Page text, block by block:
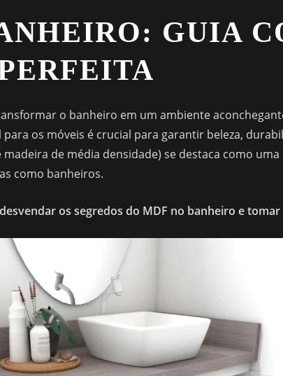
GUIA
o banheiro em um ambiente
os móveis é crucial para garantir beleza,
madeira de média densidade) se destaca como
como banheiros.
os segredos do MDF no banheiro e